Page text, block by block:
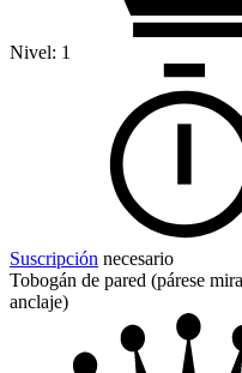
Nivel: 1
Suscripción necesario
Tobogán de pared (párese
anclaje)